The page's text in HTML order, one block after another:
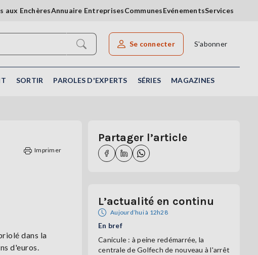
aux EnchèresAnnuaire EntreprisesCommunesEvénementsServices
Rechercher un article
Se connecter S'abonner
SORTIR PAROLES D'EXPERTS SÉRIES MAGAZINES
Imprimer
dans la
d'euros.
Partager l’article
L’actualité en continu
Aujourd’hui à 12h28
En bref
Canicule : à peine redémarrée, la
centrale de Golfech de nouveau à l'arrêt